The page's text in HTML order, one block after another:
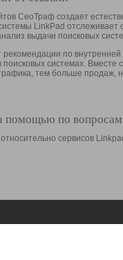
СеоТраф создает
LinkPad
выдачи поисковых
по внутренней
поисковых системах.
тем больше продаж,
помощью по
относительно сервисов